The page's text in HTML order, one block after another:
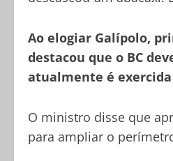
Ao elogiar Galípolo,
destacou que o BC
atualmente é exercida
O ministro disse que
para ampliar o